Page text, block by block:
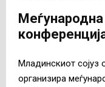
Младинскиот сојуз
организира